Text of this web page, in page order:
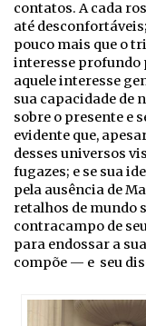
contatos. A cada
até
pouco mais que o
interesse profundo
aquele interesse
sua capacidade de
sobre o presente e
evidente que,
desses universos
fugazes; e se sua
pela ausência de
retalhos de mundo
contracampo de
para endossar a
compõe — e seu